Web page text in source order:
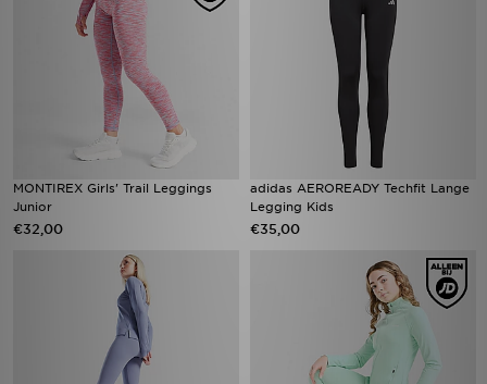
MONTIREX Girls' Trail Leggings
Junior
€32,00
adidas AEROREADY Techfit Lange
Legging Kids
€35,00